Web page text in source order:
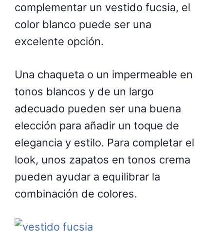
complementar un vestido fucsia, el
color blanco puede ser una
excelente opción.
Una chaqueta o un impermeable en
tonos blancos y de un largo
adecuado pueden ser una buena
elección para añadir un toque de
elegancia y estilo. Para completar el
look, unos zapatos en tonos crema
pueden ayudar a equilibrar la
combinación de colores.